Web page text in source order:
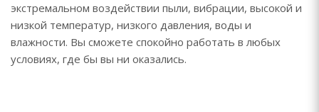
экстремальном воздействии пыли, вибрации, высокой и
низкой температур, низкого давления, воды и
влажности. Вы сможете спокойно работать в любых
условиях, где бы вы ни оказались.